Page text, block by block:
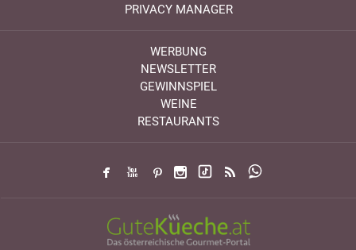
PRIVACY MANAGER
WERBUNG
NEWSLETTER
GEWINNSPIEL
WEINE
RESTAURANTS